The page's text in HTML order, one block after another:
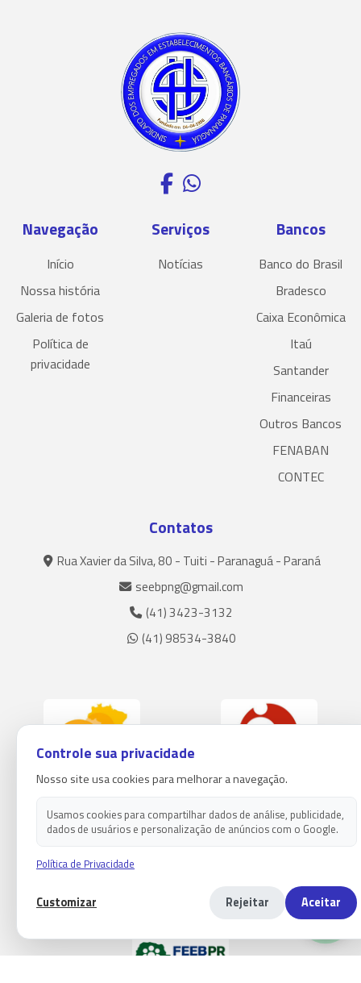
Navegação
Início
Nossa história
Galeria de fotos
Política de
privacidade
Serviços
Notícias
Bancos
Banco do Brasil
Bradesco
Caixa Econômica
Itaú
Santander
Financeiras
Outros Bancos
FENABAN
CONTEC
Contatos
Rua Xavier da Silva, 80 - Tuiti - Paranaguá - Paraná
seebpng@gmail.com
(41) 3423-3132
(41) 98534-3840
Controle sua privacidade
Nosso site usa cookies para melhorar a navegação.
Usamos cookies para compartilhar dados de análise, publicidade,
dados de usuários e personalização de anúncios com o Google.
Política de Privacidade
Customizar Rejeitar Aceitar